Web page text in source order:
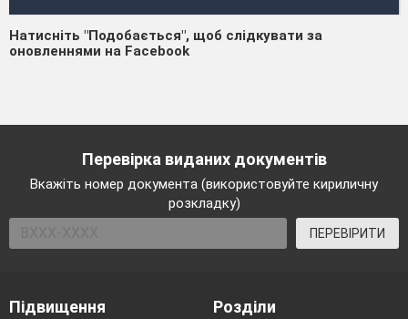
Натисніть "Подобається", щоб слідкувати за
оновленнями на Facebook
Перевірка виданих документів
Вкажіть номер документа (використовуйте кириличну
розкладку)
ПЕРЕВІРИТИ
Підвищення
Розділи